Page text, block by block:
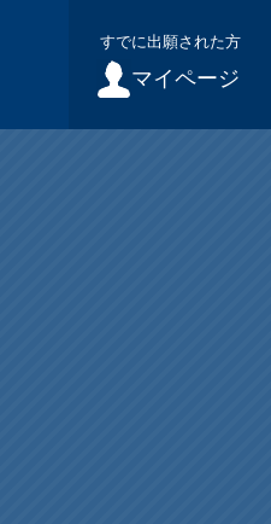
すでに出願された方
マイページ